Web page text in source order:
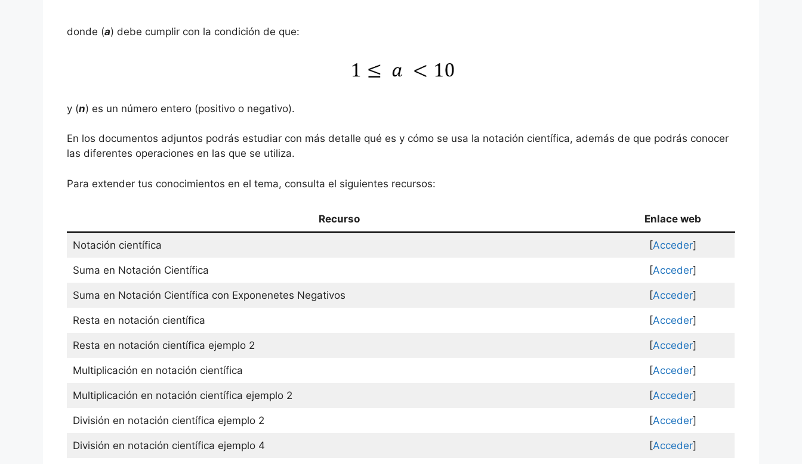
donde (a) debe cumplir con la condición de que:
y (n) es un número entero (positivo o negativo).
En los documentos adjuntos podrás estudiar con más detalle qué es y cómo se usa la notación científica, además de que podrás conocer
las diferentes operaciones en las que se utiliza.
Para extender tus conocimientos en el tema, consulta el siguientes recursos:
Recurso Enlace web
Notación científica [Acceder]
Suma en Notación Científica [Acceder]
Suma en Notación Científica con Exponenetes Negativos [Acceder]
Resta en notación científica [Acceder]
Resta en notación científica ejemplo 2 [Acceder]
Multiplicación en notación científica [Acceder]
Multiplicación en notación científica ejemplo 2 [Acceder]
División en notación científica ejemplo 2 [Acceder]
División en notación científica ejemplo 4 [Acceder]